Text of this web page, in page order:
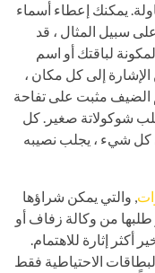
يمكنك إعطاء أسماء
سبيل المثال ، قد
لباقتك أو اسم
الإشارة إلى كل مكان ،
الضيف مثبت على تفاحة
شوكولاتة صغير. كل
كل شيء ، يجلب نصيبه
, والتي يمكن شراؤها
من وكالة زفاف أو
أكثر إثارة للاهتمام.
الاحتياطية فقط